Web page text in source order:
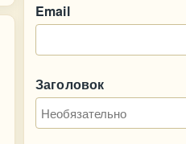
Email
Заголовок